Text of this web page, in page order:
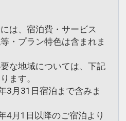
には、宿泊費・サービス
・プラン特色は含まれま
な地域については、下記
ます。
3月31日宿泊まで含みま
4月1日以降のご宿泊より